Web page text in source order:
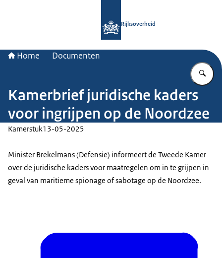
Rijksoverheid
Home Documenten
Kamerbrief juridische kaders
voor ingrijpen op de Noordzee
Kamerstuk13-05-2025
Minister Brekelmans (Defensie) informeert de Tweede Kamer
over de juridische kaders voor maatregelen om in te grijpen in
geval van maritieme spionage of sabotage op de Noordzee.